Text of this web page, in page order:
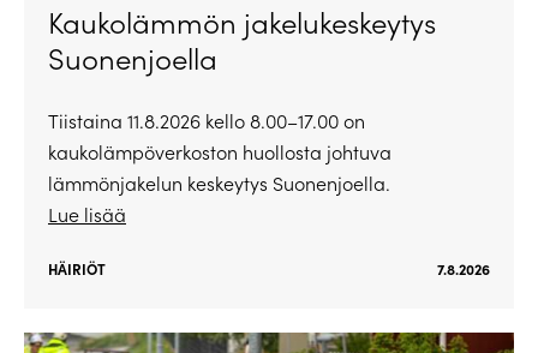
Kaukolämmön jakelukeskeytys
Suonenjoella
Tiistaina 11.8.2026 kello 8.00–17.00 on
kaukolämpöverkoston huollosta johtuva
lämmönjakelun keskeytys Suonenjoella.
Lue lisää
HÄIRIÖT 7.8.2026